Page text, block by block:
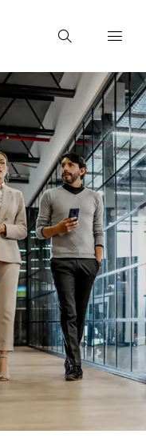
Ricerca